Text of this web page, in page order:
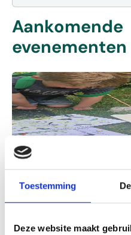
Toestemming
Deze website maakt
Aankomende
evenementen
Beestjespad
Lebewesen und Insekten!